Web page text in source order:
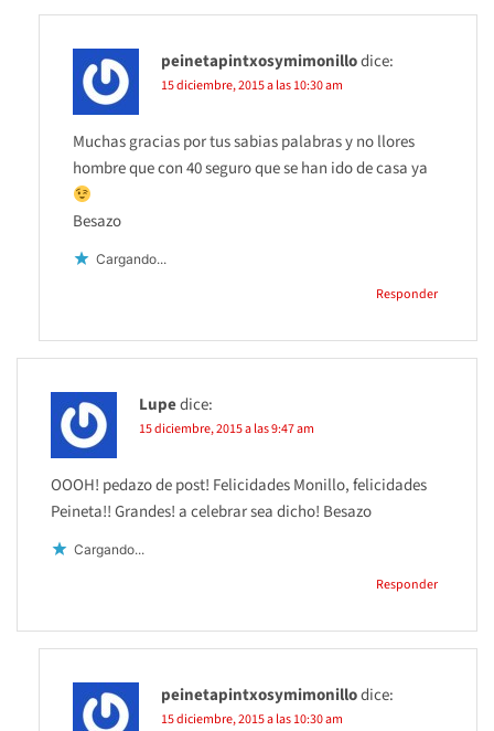
peinetapintxosymimonillodice:
15 diciembre, 2015 a las 10:30 am
Muchas gracias por tus sabias palabras y no llores
hombre que con 40 seguro que se han ido de casa ya
Besazo
Cargando...
Responder
Lupedice:
15 diciembre, 2015 a las 9:47 am
OOOH! pedazo de post! Felicidades Monillo, felicidades
Peineta!! Grandes! a celebrar sea dicho! Besazo
Cargando...
Responder
peinetapintxosymimonillodice:
15 diciembre, 2015 a las 10:30 am